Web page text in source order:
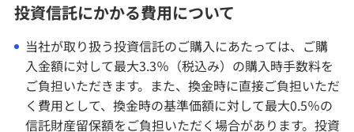
投資信託にかかる費用について
当社が取り扱う投資信託のご購入にあたっては、ご購
入金額に対して最大3.3％（税込み）の購入時手数料を
ご負担いただきます。また、換金時に直接ご負担いただ
く費用として、換金時の基準価額に対して最大0.5％の
信託財産留保額をご負担いただく場合があります。投資